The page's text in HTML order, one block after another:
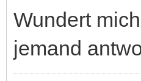
Wundert
jemand